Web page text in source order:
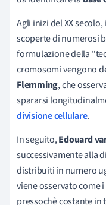
Agli inizi del XX
scoperte di numerosi
formulazione della
cromosomi vengono
Flemming, che
spararsi
divisione cellulare.
In seguito,Edouard
successivamente alla
distribuiti in numero
viene osservato
pressochè costante